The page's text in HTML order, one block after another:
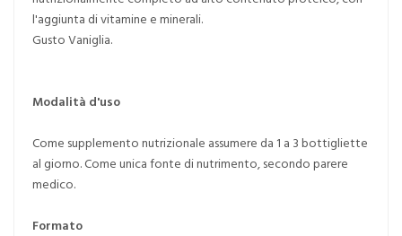
l'aggiunta di vitamine e minerali.
Gusto Vaniglia.
Modalità d'uso
Come supplemento nutrizionale assumere da 1 a 3 bottigliette
al giorno. Come unica fonte di nutrimento, secondo parere
medico.
Formato